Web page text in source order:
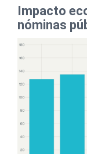
Impacto
nóminas